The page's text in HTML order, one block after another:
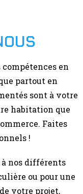
compétences en
partout en
sont à votre
habitation que
Faites
!
nos différents
ou pour une
votre projet,